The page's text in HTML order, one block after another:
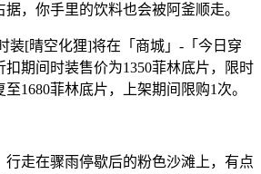
，你手里的饮料也会被阿釜顺走。
装[晴空化狸]将在「商城」-「今日穿
期间时装售价为1350菲林底片，限时
1680菲林底片，上架期间限购1次。
行走在骤雨停歇后的粉色沙滩上，有点